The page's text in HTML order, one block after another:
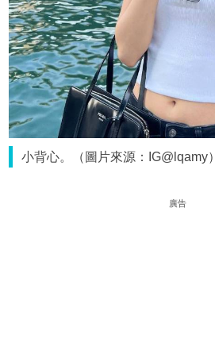
小背心。（圖片來源：IG@lqamy）
廣告